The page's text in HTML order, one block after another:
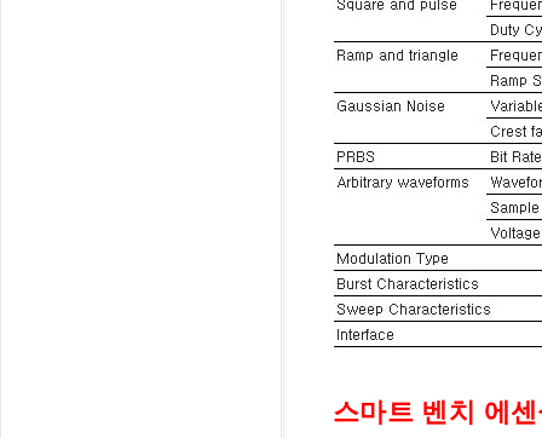
스마트 벤치 에